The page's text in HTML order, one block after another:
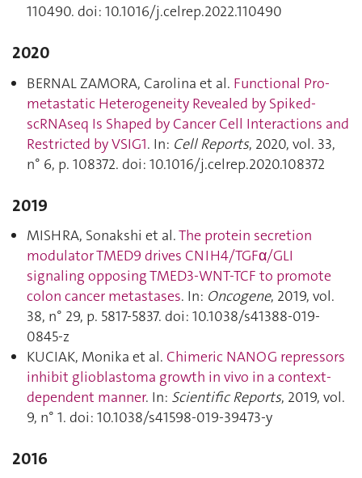
110490. doi: 10.1016/j.celrep.2022.110490
2020
BERNAL ZAMORA, Carolina et al. Functional Pro-
metastatic Heterogeneity Revealed by Spiked-
scRNAseq Is Shaped by Cancer Cell Interactions and
Restricted by VSIG1. In: Cell Reports, 2020, vol. 33,
n° 6, p. 108372. doi: 10.1016/j.celrep.2020.108372
2019
MISHRA, Sonakshi et al.The protein secretion
modulator TMED9 drives CNIH4/TGFα/GLI
signaling opposing TMED3-WNT-TCF to promote
colon cancer metastases. In: Oncogene, 2019, vol.
38, n° 29, p. 5817‑5837. doi: 10.1038/s41388-019-
0845-z
KUCIAK, Monika et al. Chimeric NANOG repressors
inhibit glioblastoma growth in vivo in a context-
dependent manner. In: Scientific Reports, 2019, vol.
9, n° 1. doi: 10.1038/s41598-019-39473-y
2016